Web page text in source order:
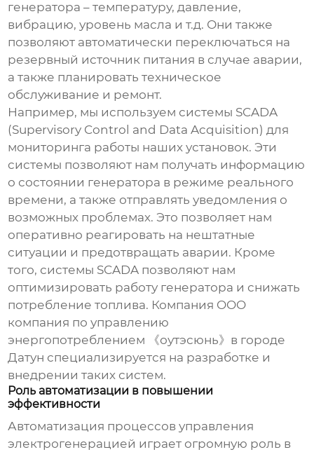
генератора – температуру, давление,
вибрацию, уровень масла и т.д. Они также
позволяют автоматически переключаться на
резервный источник питания в случае аварии,
а также планировать техническое
обслуживание и ремонт.
Например, мы используем системы SCADA
(Supervisory Control and Data Acquisition) для
мониторинга работы наших установок. Эти
системы позволяют нам получать информацию
о состоянии генератора в режиме реального
времени, а также отправлять уведомления о
возможных проблемах. Это позволяет нам
оперативно реагировать на нештатные
ситуации и предотвращать аварии. Кроме
того, системы SCADA позволяют нам
оптимизировать работу генератора и снижать
потребление топлива. Компания OOO
компания по управлению
энергопотреблением 《оутэсюнь》в городе
Датун специализируется на разработке и
внедрении таких систем.
Роль автоматизации в повышении
эффективности
Автоматизация процессов управления
электрогенерацией играет огромную роль в